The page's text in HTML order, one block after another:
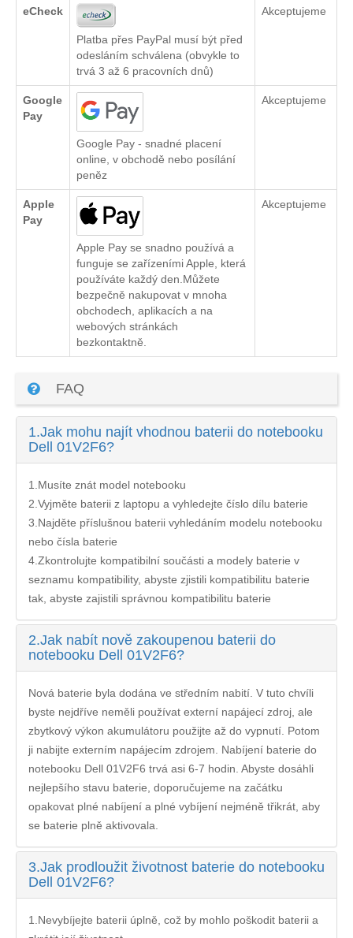
eCheck
Platba přes PayPal musí být před
odesláním schválena (obvykle to
trvá 3 až 6 pracovních dnů)
Akceptujeme
Google
Pay
Google Pay - snadné placení
online, v obchodě nebo posílání
peněz
Akceptujeme
Apple
Pay
Apple Pay se snadno používá a
funguje se zařízeními Apple, která
používáte každý den.Můžete
bezpečně nakupovat v mnoha
obchodech, aplikacích a na
webových stránkách
bezkontaktně.
Akceptujeme
FAQ
1.Jak mohu najít vhodnou baterii do notebooku
Dell 01V2F6?
1.Musíte znát model notebooku
2.Vyjměte baterii z laptopu a vyhledejte číslo dílu baterie
3.Najděte příslušnou baterii vyhledáním modelu notebooku
nebo čísla baterie
4.Zkontrolujte kompatibilní součásti a modely baterie v
seznamu kompatibility, abyste zjistili kompatibilitu baterie
tak, abyste zajistili správnou kompatibilitu baterie
2.Jak nabít nově zakoupenou baterii do
notebooku Dell 01V2F6?
Nová baterie byla dodána ve středním nabití. V tuto chvíli
byste nejdříve neměli používat externí napájecí zdroj, ale
zbytkový výkon akumulátoru použijte až do vypnutí. Potom
ji nabijte externím napájecím zdrojem. Nabíjení baterie do
notebooku Dell 01V2F6 trvá asi 6-7 hodin. Abyste dosáhli
nejlepšího stavu baterie, doporučujeme na začátku
opakovat plné nabíjení a plné vybíjení nejméně třikrát, aby
se baterie plně aktivovala.
3.Jak prodloužit životnost baterie do notebooku
Dell 01V2F6?
1.Nevybíjejte baterii úplně, což by mohlo poškodit baterii a